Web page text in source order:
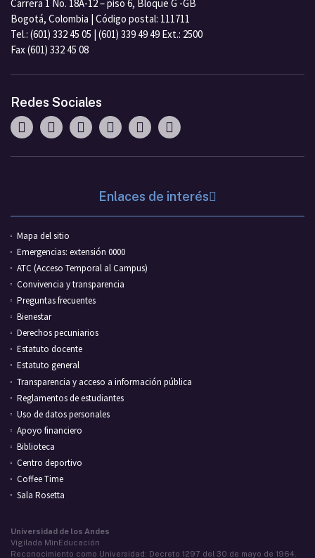
Carrera 1 No. 18A-12 – piso 6, Bloque G -GB
Bogotá, Colombia | Código postal: 111711
Tel.: (601) 332 45 05 | (601) 339 49 49 Ext.: 2500
Fax (601) 332 45 08
Redes Sociales
Enlaces de interés
Mapa del sitio
Emergencias: extensión 0000
ATC (Acceso Temporal al Campus)
Convivencia y transparencia
Preguntas frecuentes
Bienestar
Derechos pecuniarios
Estatuto docente
Estatuto general
Transparencia y acceso a información pública
Reglamentos de estudiantes
Uso de datos personales
Apoyo financiero
Biblioteca
Centro deportivo
Coffee Time
Sala Rosetta
Universidad de los Andes
Vigilada MinEducación
Reconocimiento como Universidad: Decreto 1297 del 30 de mayo de 1964.